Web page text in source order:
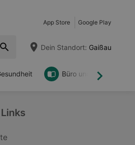
App Store Google Play
Dein Standort: Gaißau
Weiter
Büro und DIY